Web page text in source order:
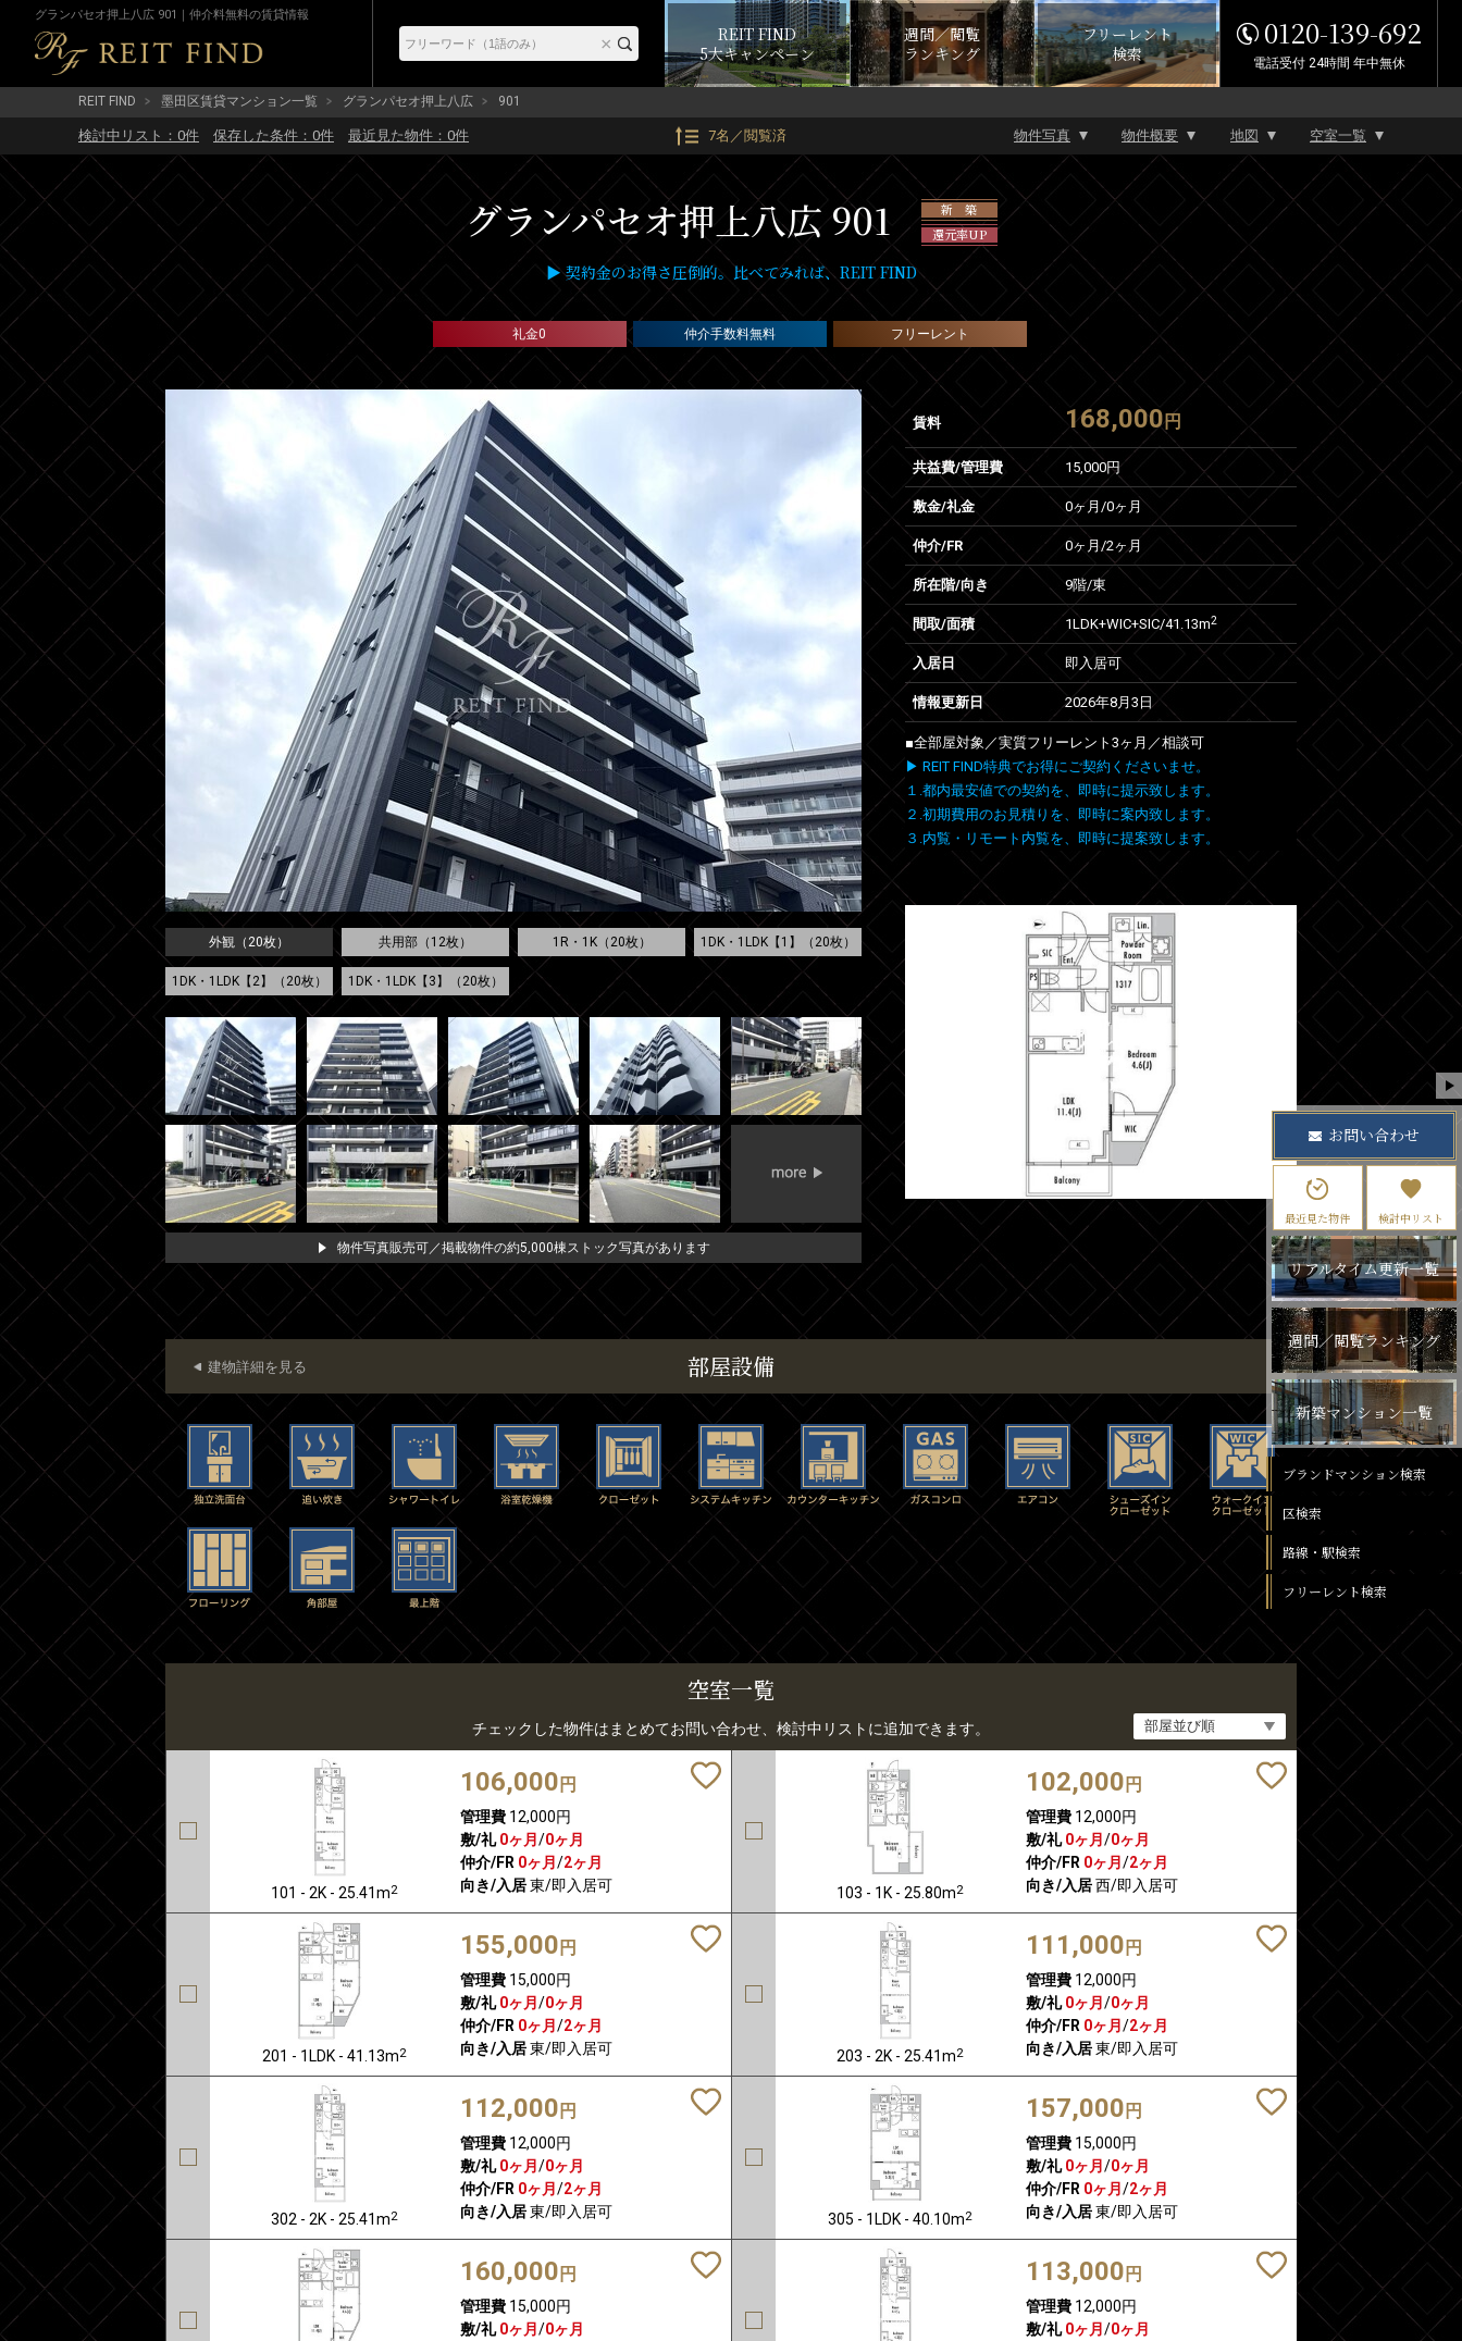
グランパセオ押上八広 901｜仲介料無料の賃貸情報
REIT FIND
5大キャンペーン
週間／閲覧
ランキング
フリーレント
検索
0120-139-692
電話受付 24時間 年中無休
REIT FIND 墨田区賃貸マンション一覧 グランパセオ押上八広 901
検討中リスト： 0件 保存した条件： 0件 最近見た物件： 0件 7名／閲覧済 物件写真 物件概要 地図 空室一覧
グランパセオ押上八広 901
新 築
還元率UP
▶ 契約金のお得さ圧倒的。比べてみれば、REIT FIND
礼金0 仲介手数料無料 フリーレント
外観（20枚） 共用部（12枚） 1R・1K（20枚） 1DK・1LDK【1】（20枚）
1DK・1LDK【2】（20枚） 1DK・1LDK【3】（20枚）
物件写真販売可／掲載物件の約5,000棟ストック写真があります
賃料 168,000 円
共益費/管理費 15,000円
敷金/礼金 0ヶ月 /0ヶ月
仲介/FR 0ヶ月/2ヶ月
所在階/向き 9階/東
間取/面積 1LDK+WIC+SIC/41.13m2
入居日 即入居可
情報更新日 2026年8月3日
■全部屋対象／実質フリーレント3ヶ月／相談可
▶ REIT FIND特典でお得にご契約くださいませ。
１.都内最安値での契約を、即時に提示致します。
２.初期費用のお見積りを、即時に案内致します。
３.内覧・リモート内覧を、即時に提案致します。
部屋設備
建物詳細を見る
空室一覧
チェックした物件はまとめてお問い合わせ、検討中リストに追加できます。
101 - 2K - 25.41m2
106,000 円
管理費12,000円
敷/礼 0ヶ月/0ヶ月
仲介/FR 0ヶ月/2ヶ月
向き/入居東/即入居可 103 - 1K - 25.80m2
102,000 円
管理費12,000円
敷/礼 0ヶ月/0ヶ月
仲介/FR 0ヶ月/2ヶ月
向き/入居西/即入居可
201 - 1LDK - 41.13m2
155,000 円
管理費15,000円
敷/礼 0ヶ月/0ヶ月
仲介/FR 0ヶ月/2ヶ月
向き/入居東/即入居可 203 - 2K - 25.41m2
111,000 円
管理費12,000円
敷/礼 0ヶ月/0ヶ月
仲介/FR 0ヶ月/2ヶ月
向き/入居東/即入居可
302 - 2K - 25.41m2
112,000 円
管理費12,000円
敷/礼 0ヶ月/0ヶ月
仲介/FR 0ヶ月/2ヶ月
向き/入居東/即入居可 305 - 1LDK - 40.10m2
157,000 円
管理費15,000円
敷/礼 0ヶ月/0ヶ月
仲介/FR 0ヶ月/2ヶ月
向き/入居東/即入居可
160,000 円
管理費15,000円
敷/礼 0ヶ月/0ヶ月
113,000 円
管理費12,000円
敷/礼 0ヶ月/0ヶ月
お問い合わせ
最近見た物件 検討中リスト
リアルタイム更新一覧
週間／閲覧ランキング
新築マンション一覧
ブランドマンション検索
区検索
路線・駅検索
フリーレント検索